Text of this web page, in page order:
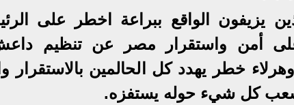
يزيفون الواقع ببراعة اخطر على
أمن واستقرار مصر عن تنظيم داعش
وهرلاء خطر يهدد كل الحالمين
شعب كل شيء حوله يستفزه.